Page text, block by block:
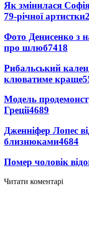
Як змінилася
79-річної артистки
Фото Денисенко з
про шлюб7418
Рибальський
клюватиме краще
Модель
Греції4689
Дженніфер Лопес
близнюками4684
Помер чоловік
Читати коментарі